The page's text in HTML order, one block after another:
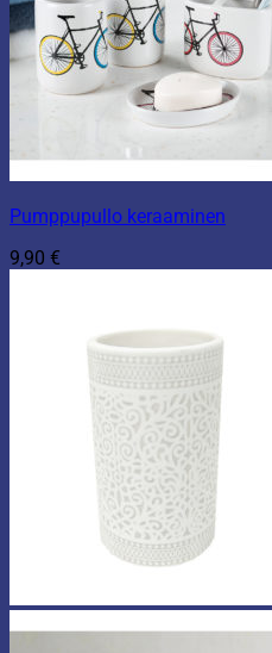
Pumppupullo keraaminen
9,90 €